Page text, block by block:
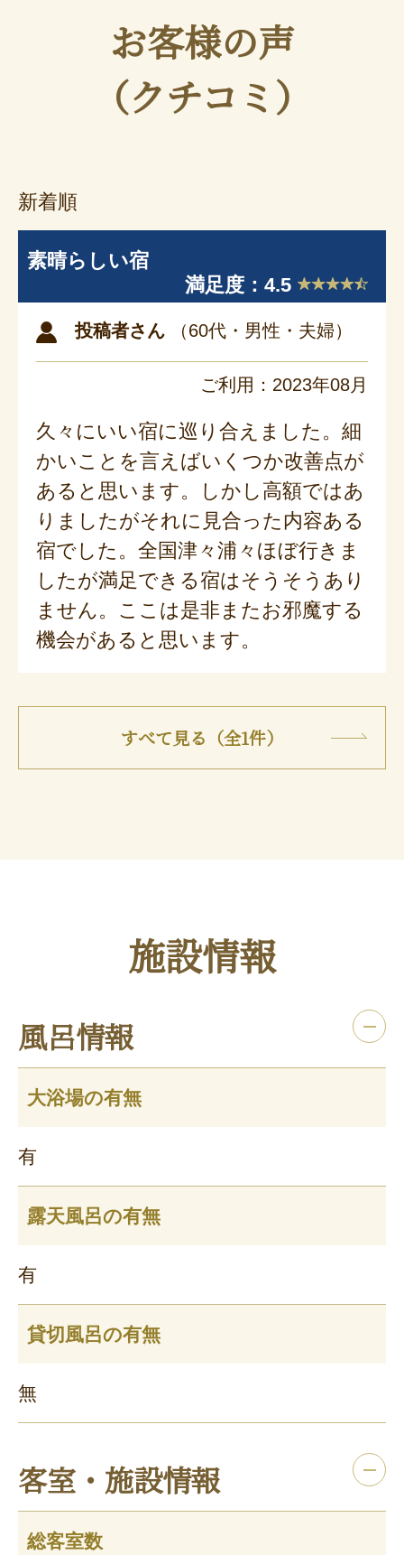
お客様の声
（クチコミ）
新着順
素晴らしい宿
満足度：4.5
投稿者さん （60代・男性・夫婦）
ご利用：2023年08月
久々にいい宿に巡り合えました。細
かいことを言えばいくつか改善点が
あると思います。しかし高額ではあ
りましたがそれに見合った内容ある
宿でした。全国津々浦々ほぼ行きま
したが満足できる宿はそうそうあり
ません。ここは是非またお邪魔する
機会があると思います。
すべて見る（全1件）
施設情報
風呂情報
大浴場の有無
有
露天風呂の有無
有
貸切風呂の有無
無
客室・施設情報
総客室数